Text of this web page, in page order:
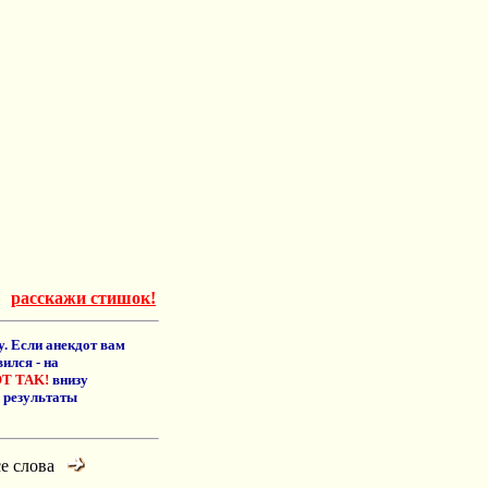
расскажи стишок!
Если анекдот вам
- на
TAK! внизу
слова